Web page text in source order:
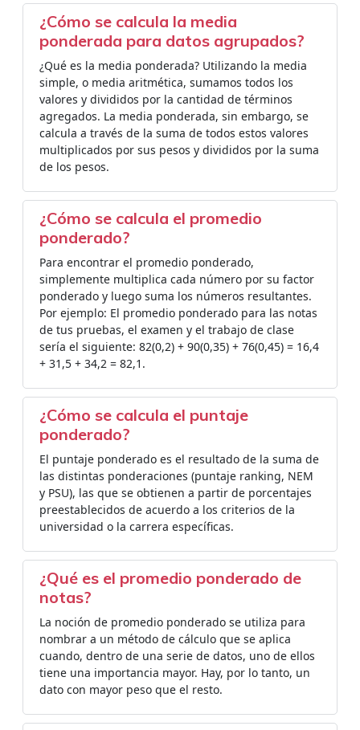
¿Cómo se calcula la media
ponderada para datos agrupados?
¿Qué es la media ponderada? Utilizando la media
simple, o media aritmética, sumamos todos los
valores y divididos por la cantidad de términos
agregados. La media ponderada, sin embargo, se
calcula a través de la suma de todos estos valores
multiplicados por sus pesos y divididos por la suma
de los pesos.
¿Cómo se calcula el promedio
ponderado?
Para encontrar el promedio ponderado,
simplemente multiplica cada número por su factor
ponderado y luego suma los números resultantes.
Por ejemplo: El promedio ponderado para las notas
de tus pruebas, el examen y el trabajo de clase
sería el siguiente: 82(0,2) + 90(0,35) + 76(0,45) = 16,4
+ 31,5 + 34,2 = 82,1.
¿Cómo se calcula el puntaje
ponderado?
El puntaje ponderado es el resultado de la suma de
las distintas ponderaciones (puntaje ranking, NEM
y PSU), las que se obtienen a partir de porcentajes
preestablecidos de acuerdo a los criterios de la
universidad o la carrera específicas.
¿Qué es el promedio ponderado de
notas?
La noción de promedio ponderado se utiliza para
nombrar a un método de cálculo que se aplica
cuando, dentro de una serie de datos, uno de ellos
tiene una importancia mayor. Hay, por lo tanto, un
dato con mayor peso que el resto.